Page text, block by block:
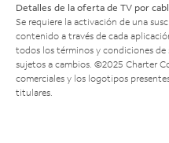
Detalles de la oferta de TV por
Se requiere la activación de una
contenido a través de cada
todos los términos y condiciones de
sujetos a cambios. ©2025 Charter
comerciales y los logotipos
titulares.